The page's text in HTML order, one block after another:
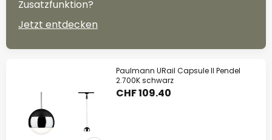
Zusatzfunktion?
Jetzt entdecken
Paulmann URail Capsule II Pendel
2.700K schwarz
CHF 109.40